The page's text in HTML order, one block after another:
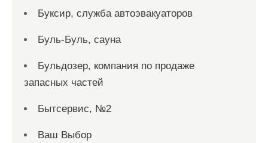
Буксир, служба автоэвакуаторов
Буль-Буль, сауна
Бульдозер, компания по продаже
запасных частей
Бытсервис, №2
Ваш Выбор